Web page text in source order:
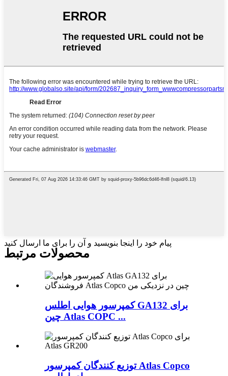
پیام خود را اینجا بنویسید و آن را برای ما ارسال کنید
محصولات مرتبط
کمپرسور هوایی اطلس GA132 برای
چین Atlas COPC ...
توزیع کنندگان کمپرسور Atlas Copco